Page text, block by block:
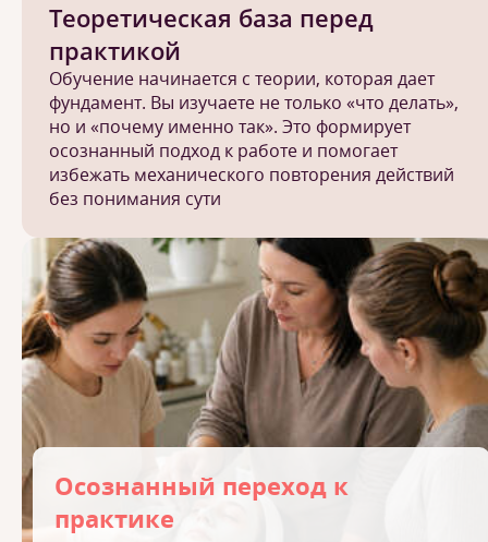
Теоретическая база перед
практикой
Обучение начинается с теории, которая дает
фундамент. Вы изучаете не только «что делать»,
но и «почему именно так». Это формирует
осознанный подход к работе и помогает
избежать механического повторения действий
без понимания сути
Осознанный переход к
практике